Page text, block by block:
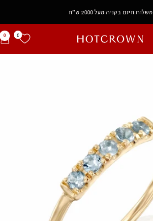
משלוח חינם בקניה מעל 2000 ש״ח
HOTCROWN
0
0